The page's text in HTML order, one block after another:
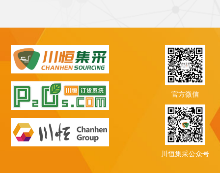
官方微信
川恒集采公众号